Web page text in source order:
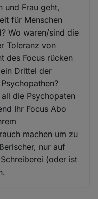
und Frau geht,
für Menschen
Wo waren/sind die
Toleranz von
des Focus rücken
Drittel der
die Psychopaten
Ihr Focus Abo
machen um zu
nur auf
(oder ist